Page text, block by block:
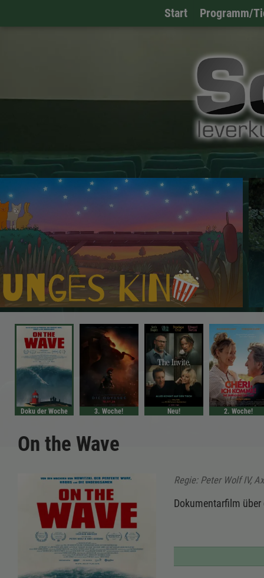
Start Programm/
Doku der Woche 3. Woche! Neu! 2. Woche!
On the Wave
Regie: Peter Wolf IV,
Dokumentarfilm über